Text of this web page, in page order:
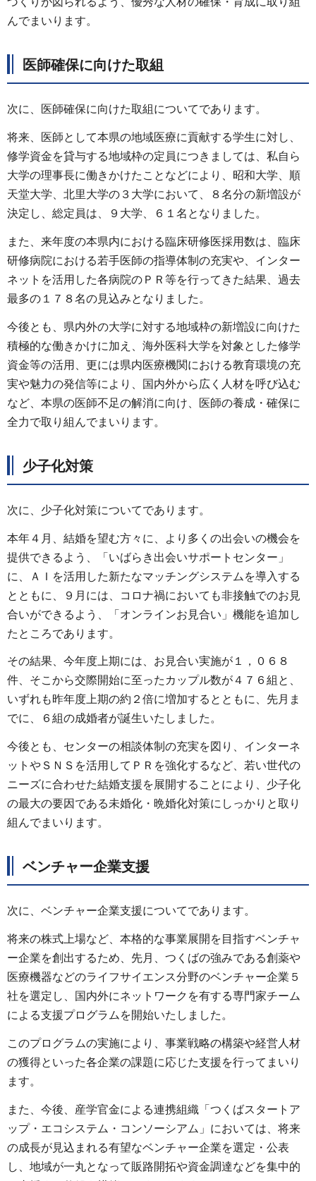
んでまいります。
医師確保に向けた取組
次に、医師確保に向けた取組についてであります。
将来、医師として本県の地域医療に貢献する学生に対し、
修学資金を貸与する地域枠の定員につきましては、私自ら
大学の理事長に働きかけたことなどにより、昭和大学、順
天堂大学、北里大学の３大学において、８名分の新増設が
決定し、総定員は、９大学、６１名となりました。
また、来年度の本県内における臨床研修医採用数は、臨床
研修病院における若手医師の指導体制の充実や、インター
ネットを活用した各病院のＰＲ等を行ってきた結果、過去
最多の１７８名の見込みとなりました。
今後とも、県内外の大学に対する地域枠の新増設に向けた
積極的な働きかけに加え、海外医科大学を対象とした修学
資金等の活用、更には県内医療機関における教育環境の充
実や魅力の発信等により、国内外から広く人材を呼び込む
など、本県の医師不足の解消に向け、医師の養成・確保に
全力で取り組んでまいります。
少子化対策
次に、少子化対策についてであります。
本年４月、結婚を望む方々に、より多くの出会いの機会を
提供できるよう、「いばらき出会いサポートセンター」
に、ＡＩを活用した新たなマッチングシステムを導入する
とともに、９月には、コロナ禍においても非接触でのお見
合いができるよう、「オンラインお見合い」機能を追加し
たところであります。
その結果、今年度上期には、お見合い実施が１，０６８
件、そこから交際開始に至ったカップル数が４７６組と、
いずれも昨年度上期の約２倍に増加するとともに、先月ま
でに、６組の成婚者が誕生いたしました。
今後とも、センターの相談体制の充実を図り、インターネ
ットやＳＮＳを活用してＰＲを強化するなど、若い世代の
ニーズに合わせた結婚支援を展開することにより、少子化
の最大の要因である未婚化・晩婚化対策にしっかりと取り
組んでまいります。
ベンチャー企業支援
次に、ベンチャー企業支援についてであります。
将来の株式上場など、本格的な事業展開を目指すベンチャ
ー企業を創出するため、先月、つくばの強みである創薬や
医療機器などのライフサイエンス分野のベンチャー企業５
社を選定し、国内外にネットワークを有する専門家チーム
による支援プログラムを開始いたしました。
このプログラムの実施により、事業戦略の構築や経営人材
の獲得といった各企業の課題に応じた支援を行ってまいり
ます。
また、今後、産学官金による連携組織「つくばスタートア
ップ・エコシステム・コンソーシアム」においては、将来
の成長が見込まれる有望なベンチャー企業を選定・公表
し、地域が一丸となって販路開拓や資金調達などを集中的